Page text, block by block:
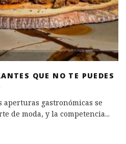
QUE NO TE PUEDES
aperturas gastronómicas se
de moda, y la competencia...